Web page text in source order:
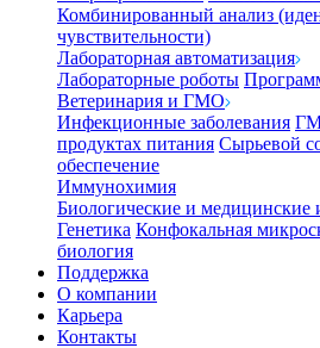
Комбинированный анализ
чувствительности)
Лабораторная автоматизация
Лабораторные роботы
Ветеринария и ГМО
Инфекционные заболевания
продуктах питания Сырьевой
обеспечение
Иммунохимия
Биологические и медицинские
Генетика Конфокальная
биология
Поддержка
О компании
Карьера
Контакты